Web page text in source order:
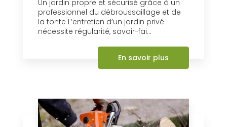
Un jardin propre et sécurisé grâce à un
professionnel du débroussaillage et de
la tonte L’entretien d’un jardin privé
nécessite régularité, savoir-fai...
En savoir plus